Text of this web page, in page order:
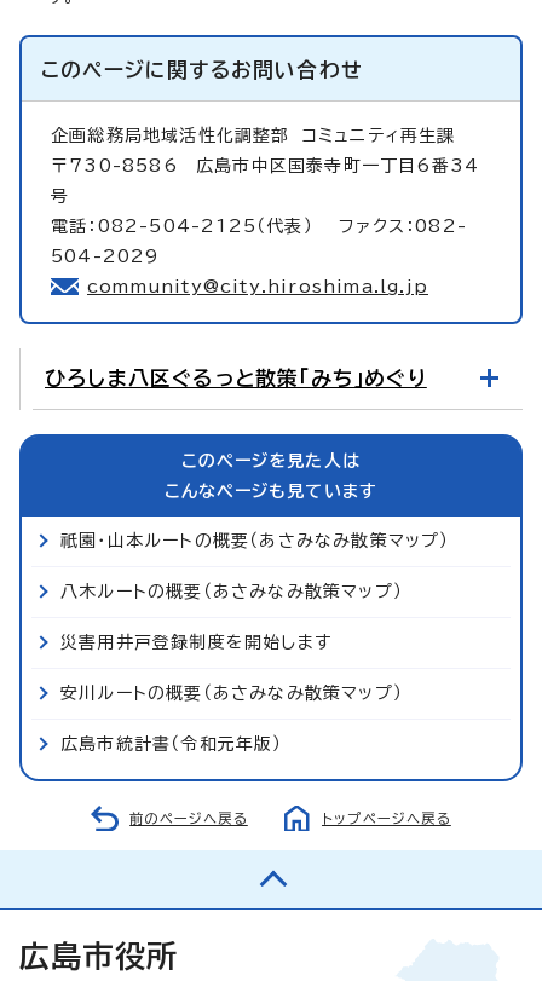
このページに関するお問い合わせ
企画総務局地域活性化調整部 コミュニティ再生課
〒730-8586 広島市中区国泰寺町一丁目6番34
号
電話：082-504-2125（代表） ファクス：082-
504-2029
community@city.hiroshima.lg.jp
ひろしま八区ぐるっと散策「みち」めぐり
このページを見た人は
こんなページも見ています
祇園・山本ルートの概要（あさみなみ散策マップ）
八木ルートの概要（あさみなみ散策マップ）
災害用井戸登録制度を開始します
安川ルートの概要（あさみなみ散策マップ）
広島市統計書（令和元年版）
前のページへ戻る トップページへ戻る
広島市役所